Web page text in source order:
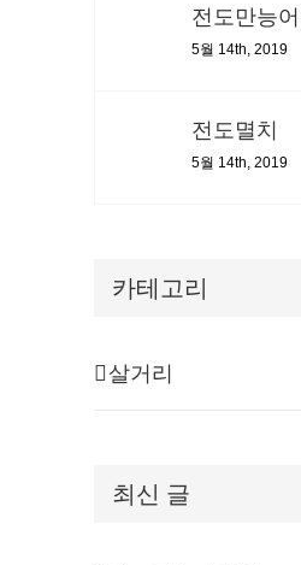
전도만능
5월 14th, 2019
전도멸치
5월 14th, 2019
카테고리
살거리
최신 글